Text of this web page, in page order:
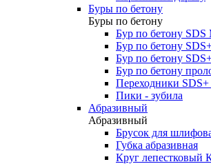
Буры по бетону
Буры по бетону
Бур по бетону
Бур по бетону
Бур по бетону
Бур по бетону
Переходники
Пики - зубила
Абразивный
Абразивный
Брусок для
Губка абразивная
Круг лепестковый